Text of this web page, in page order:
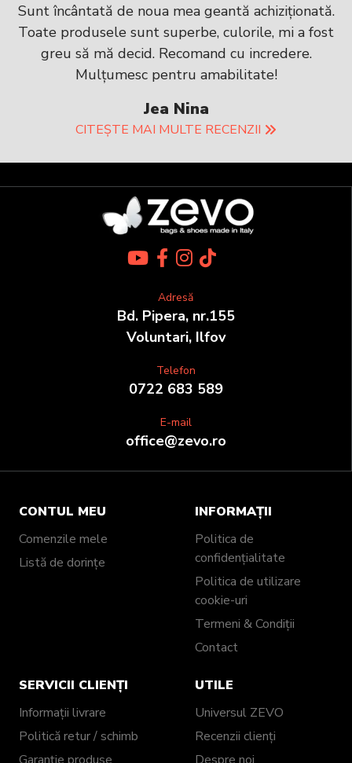
Sunt încântată de noua mea geantă achiziționată.
Toate produsele sunt superbe, culorile, mi a fost
greu să mă decid. Recomand cu incredere.
Mulțumesc pentru amabilitate!
Jea Nina
CITEȘTE MAI MULTE RECENZII
Adresă
Bd. Pipera, nr.155
Voluntari, Ilfov
Telefon
0722 683 589
E-mail
office@zevo.ro
CONTUL MEU
Comenzile mele
Listă de dorințe
INFORMAȚII
Politica de
confidențialitate
Politica de utilizare
cookie-uri
Termeni & Condiții
Contact
SERVICII CLIENȚI
Informații livrare
Politică retur / schimb
UTILE
Universul ZEVO
Recenzii clienți